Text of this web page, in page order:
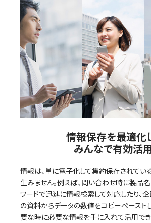
情報保存を最適化
みんなで有効活
情報は、単に電子化して集約保存されてい
生みません。例えば、問い合わせ時に製品
ワードで迅速に情報検索して対応したり、
の資料からデータの数値をコピーぺースト
要な時に必要な情報を手に入れて活用で